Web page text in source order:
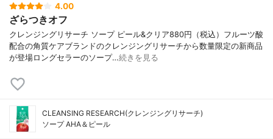
4.00
ざらつきオフ
クレンジングリサーチ ソープ ピール&クリア880円（税込）フルーツ酸
配合の角質ケアブランドのクレンジングリサーチから数量限定の新商品
が登場ロングセラーのソープ…続きを見る
CLEANSING RESEARCH(クレンジングリサーチ)
ソープ AHA＆ピール